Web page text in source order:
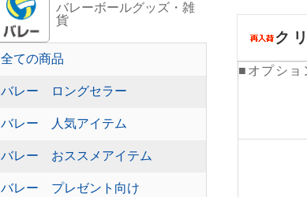
ク
■オプショ
バレーボールグッズ・雑
貨
全ての商品
バレー ロングセラー
バレー 人気アイテム
バレー おススメアイテム
バレー プレゼント向け